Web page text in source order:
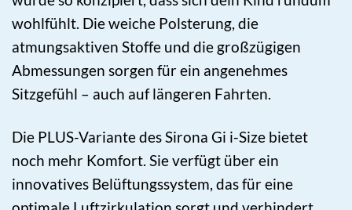
wohlfühlt. Die weiche Polsterung, die
atmungsaktiven Stoffe und die großzügigen
Abmessungen sorgen für ein angenehmes
Sitzgefühl – auch auf längeren Fahrten.
Die PLUS-Variante des Sirona Gi i-Size bietet
noch mehr Komfort. Sie verfügt über ein
innovatives Belüftungssystem, das für eine